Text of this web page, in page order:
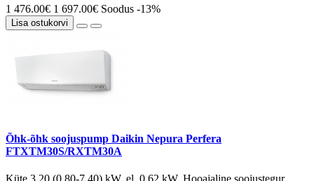
1 476.00€ 1 697.00€ Soodus -13%
Lisa ostukorvi
Õhk-õhk soojuspump Daikin Nepura Perfera
FTXTM30S/RXTM30A
Küte 3,20 (0,80-7,40) kW, el. 0,62 kW. Hooajaline soojustegur